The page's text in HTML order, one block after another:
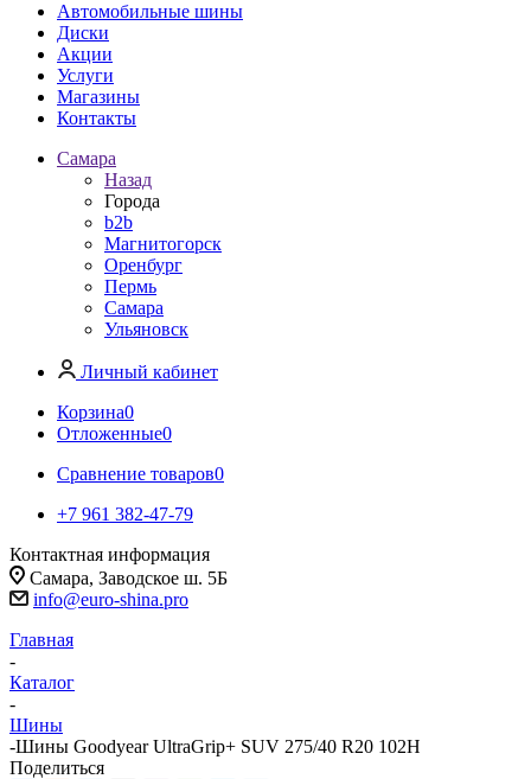
Автомобильные шины
Диски
Акции
Услуги
Магазины
Контакты
Самара
Назад
Города
b2b
Магнитогорск
Оренбург
Пермь
Самара
Ульяновск
Личный кабинет
Корзина0
Отложенные0
Сравнение товаров0
+7 961 382-47-79
Контактная информация
Самара, Заводское ш. 5Б
info@euro-shina.pro
Главная
-
Каталог
-
Шины
-Шины Goodyear UltraGrip+ SUV 275/40 R20 102H
Поделиться